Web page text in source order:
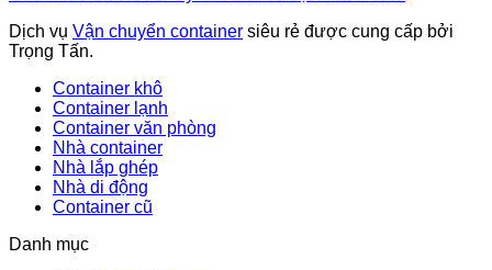
Dịch vụ Vận chuyển container siêu rẻ được cung cấp bởi
Trọng Tấn.
Container khô
Container lạnh
Container văn phòng
Nhà container
Nhà lắp ghép
Nhà di động
Container cũ
Danh mục